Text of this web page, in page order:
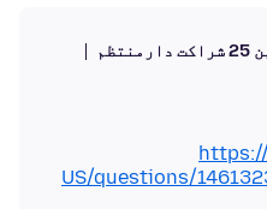
منتظم
US/questions/